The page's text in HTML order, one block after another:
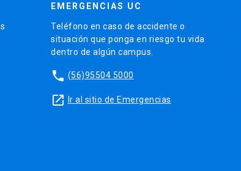
EMERGENCIAS UC
Teléfono en caso de accidente o
situación que ponga en riesgo tu vida
dentro de algún campus.
phone (56)95504 5000
launch Ir al sitio de Emergencias